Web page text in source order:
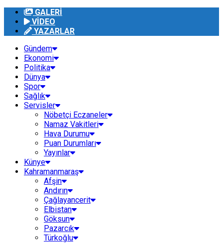
GALERİ
VİDEO
YAZARLAR
Gündem
Ekonomi
Politika
Dünya
Spor
Sağlık
Servisler
Nöbetçi Eczaneler
Namaz Vakitleri
Hava Durumu
Puan Durumları
Yayınlar
Künye
Kahramanmaraş
Afşin
Andırın
Çağlayancerit
Elbistan
Göksun
Pazarcık
Türkoğlu